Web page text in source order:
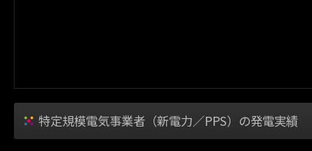
特定規模電気事業者（新電力／PPS）の発電実績